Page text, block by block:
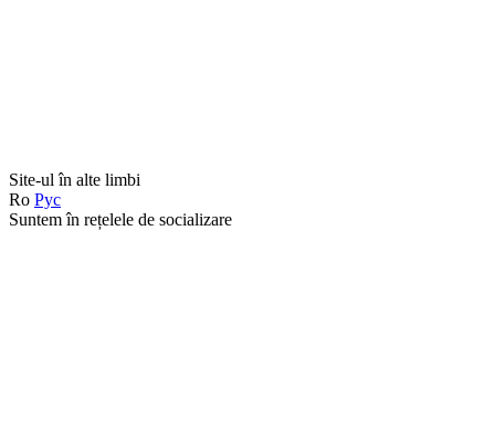
Site-ul în alte limbi
Ro Рус
Suntem în rețelele de socializare